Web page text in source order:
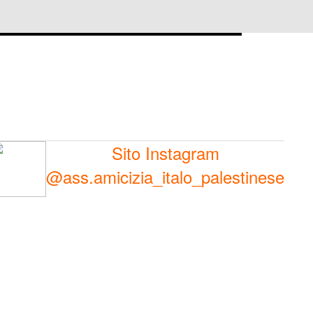
Sito Instagram
@ass.amicizia_italo_palestinese